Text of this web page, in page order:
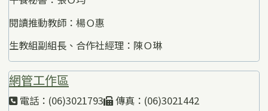
閱讀推動教師：楊Ｏ惠
生教組副組長、合作社經理：陳Ｏ琳
網管工作區
電話：(06)3021793
傳真：(06)3021442